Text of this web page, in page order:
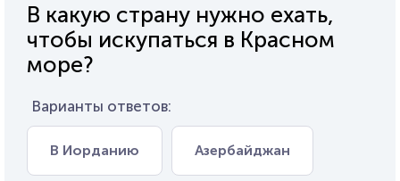
В какую страну нужно ехать,
чтобы искупаться в Красном
море?
Варианты ответов:
В Иорданию Азербайджан